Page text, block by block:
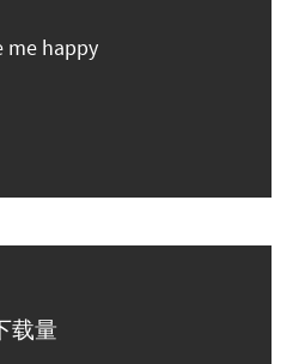
me happy
载量